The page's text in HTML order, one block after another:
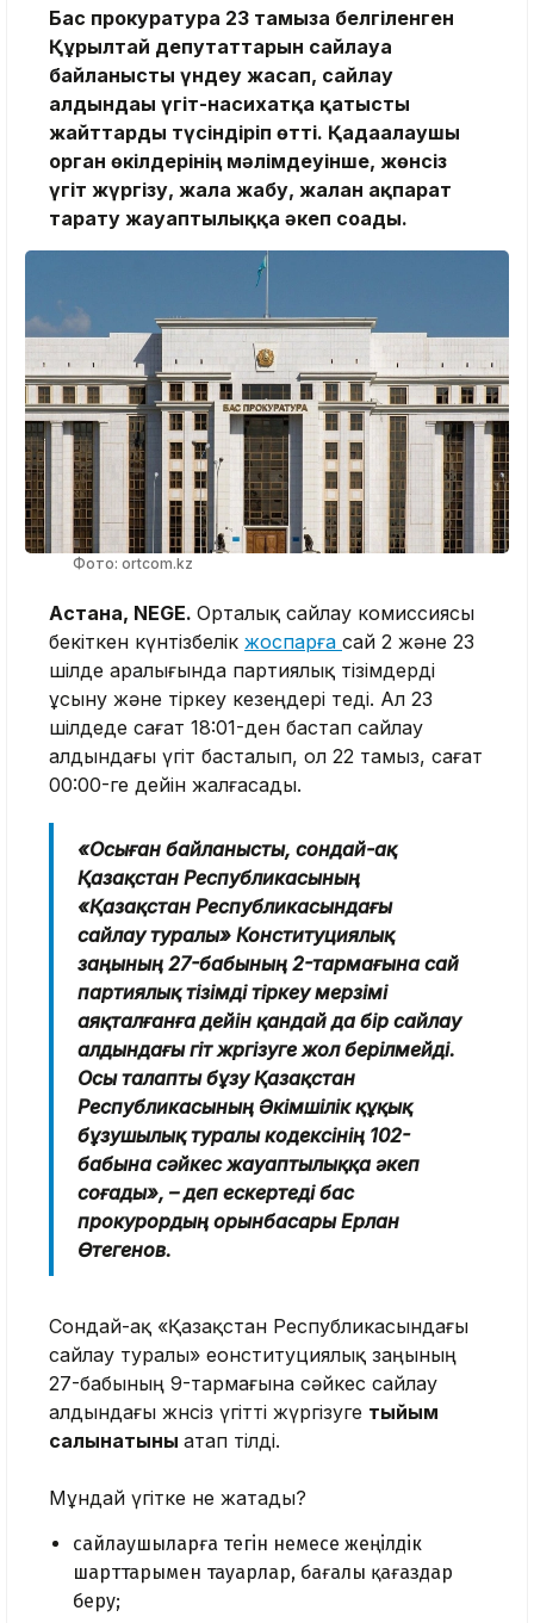
Бас прокуратура 23 тамызға белгіленген
Құрылтай депутаттарын сайлауға
байланысты үндеу жасап, сайлау
алдындағы үгіт-насихатқа қатысты
жайттарды түсіндіріп өтті. Қадағалаушы
орган өкілдерінің мәлімдеуінше, жөнсіз
үгіт жүргізу, жала жабу, жалған ақпарат
тарату жауаптылыққа әкеп соғады.
Фото: ortcom.kz
Астана, NEGE. Орталық сайлау комиссиясы
бекіткен күнтізбелік жоспарға сай 2 және 23
шілде аралығында партиялық тізімдерді
ұсыну және тіркеу кезеңдері өтеді. Ал 23
шілдеде сағат 18:01-ден бастап сайлау
алдындағы үгiт басталып, ол 22 тамыз, сағат
00:00-ге дейін жалғасады.
«Осыған байланысты, сондай-ақ
Қазақстан Республикасының
«Қазақстан Республикасындағы
сайлау туралы» Конституциялық
заңының 27-бабының 2-тармағына сай
партиялық тізімді тіркеу мерзімі
аяқталғанға дейін қандай да бір сайлау
алдындағы үгiт жүргізуге жол берілмейді.
Осы талапты бұзу Қазақстан
Республикасының Әкімшілік құқық
бұзушылық туралы кодексінің 102-
бабына сәйкес жауаптылыққа әкеп
соғады», – деп ескертеді бас
прокурордың орынбасары Ерлан
Өтегенов.
Сондай-ақ «Қазақстан Республикасындағы
сайлау туралы» еонституциялық заңының
27-бабының 9-тармағына сәйкес сайлау
алдындағы жөнсiз үгіттi жүргiзуге тыйым
салынатыны атап өтілді.
Мұндай үгітке не жатады?
сайлаушыларға тегiн немесе жеңiлдiк
шарттарымен тауарлар, бағалы қағаздар
беру;